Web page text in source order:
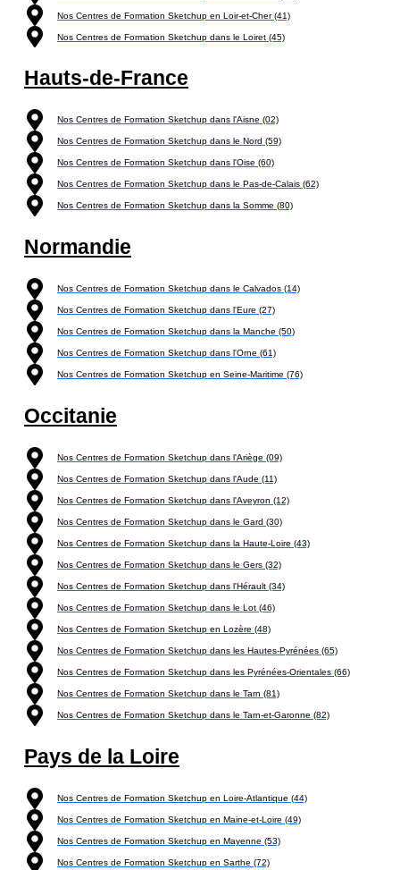
Nos Centres de Formation Sketchup en Loir-et-Cher (41)
Nos Centres de Formation Sketchup dans le Loiret (45)
Hauts-de-France
Nos Centres de Formation Sketchup dans l'Aisne (02)
Nos Centres de Formation Sketchup dans le Nord (59)
Nos Centres de Formation Sketchup dans l'Oise (60)
Nos Centres de Formation Sketchup dans le Pas-de-Calais (62)
Nos Centres de Formation Sketchup dans la Somme (80)
Normandie
Nos Centres de Formation Sketchup dans le Calvados (14)
Nos Centres de Formation Sketchup dans l'Eure (27)
Nos Centres de Formation Sketchup dans la Manche (50)
Nos Centres de Formation Sketchup dans l'Orne (61)
Nos Centres de Formation Sketchup en Seine-Maritime (76)
Occitanie
Nos Centres de Formation Sketchup dans l'Ariège (09)
Nos Centres de Formation Sketchup dans l'Aude (11)
Nos Centres de Formation Sketchup dans l'Aveyron (12)
Nos Centres de Formation Sketchup dans le Gard (30)
Nos Centres de Formation Sketchup dans la Haute-Loire (43)
Nos Centres de Formation Sketchup dans le Gers (32)
Nos Centres de Formation Sketchup dans l'Hérault (34)
Nos Centres de Formation Sketchup dans le Lot (46)
Nos Centres de Formation Sketchup en Lozère (48)
Nos Centres de Formation Sketchup dans les Hautes-Pyrénées (65)
Nos Centres de Formation Sketchup dans les Pyrénées-Orientales (66)
Nos Centres de Formation Sketchup dans le Tarn (81)
Nos Centres de Formation Sketchup dans le Tarn-et-Garonne (82)
Pays de la Loire
Nos Centres de Formation Sketchup en Loire-Atlantique (44)
Nos Centres de Formation Sketchup en Maine-et-Loire (49)
Nos Centres de Formation Sketchup en Mayenne (53)
Nos Centres de Formation Sketchup en Sarthe (72)